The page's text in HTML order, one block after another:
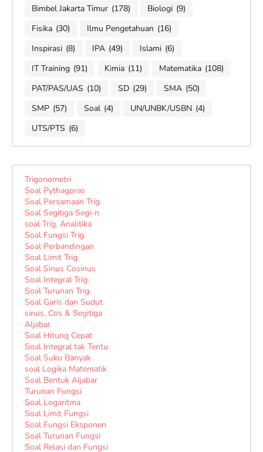
Bimbel Jakarta Timur (178) Biologi (9)
Fisika (30) Ilmu Pengetahuan (16)
Inspirasi (8) IPA (49) Islami (6)
IT Training (91) Kimia (11) Matematika (108)
PAT/PAS/UAS (10) SD (29) SMA (50)
SMP (57) Soal (4) UN/UNBK/USBN (4)
UTS/PTS (6)
Trigonometri
Soal Pythagoras
Soal Persamaan Trig.
Soal Segitiga Segi-n
soal Trig. Analitika
Soal Fungsi Trig.
Soal Perbandingan
Soal Limit Trig.
Soal Sinus Cosinus
Soal Integral Trig.
Soal Turunan Trig.
Soal Garis dan Sudut
sinus, Cos & Segitiga
Aljabar
Soal Hitung Cepat
Soal Integral tak Tentu
Soal Suku Banyak
soal Logika Matematik
Soal Bentuk Aljabar
Turunan Fungsi
Soal Logaritma
Soal Limit Fungsi
Soal Fungsi Eksponen
Soal Turunan Fungsi
Soal Relasi dan Fungsi